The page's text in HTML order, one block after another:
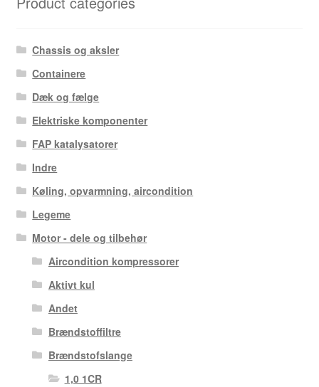
Chassis og aksler
Containere
Dæk og fælge
Elektriske komponenter
FAP katalysatorer
Indre
Køling, opvarmning, aircondition
Legeme
Motor - dele og tilbehør
Aircondition kompressorer
Aktivt kul
Andet
Brændstoffiltre
Brændstofslange
1,0 1CR